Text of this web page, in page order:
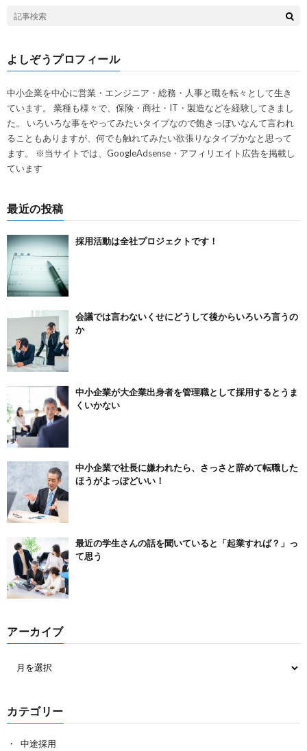
よしぞうプロフィール
中小企業を中心に営業・エンジニア・総務・人事と職を転々として生き
ています。 業種も様々で、保険・商社・IT・製造などを経験してきまし
た。 いろいろな事をやってみたいタイプなので飽きっぽいなんて言われ
ることもありますが、何でも触れてみたい欲張りなタイプかなと思って
ます。 ※当サイトでは、GoogleAdsense・アフィリエイト広告を掲載し
ています
最近の投稿
採用活動は全社プロジェクトです！
会議では言わないくせにどうして後からいろいろ言うの
か
中小企業が大企業出身者を管理職として採用するとうま
くいかない
中小企業で社長に嫌われたら、さっさと辞めて転職した
ほうがよっぽどいい！
最近の学生さんの話を聞いていると「起業すれば？」っ
て思う
アーカイブ
カテゴリー
中途採用